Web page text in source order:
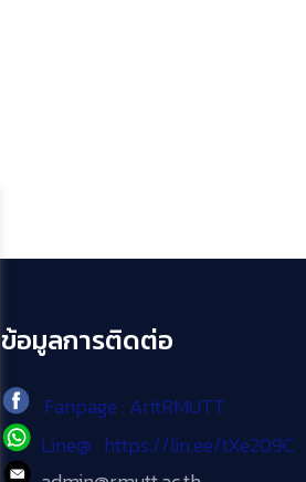
ข้อมูลการติดต่อ
Fanpage : AritRMUTT
Line@ : https://lin.ee/tXe209C